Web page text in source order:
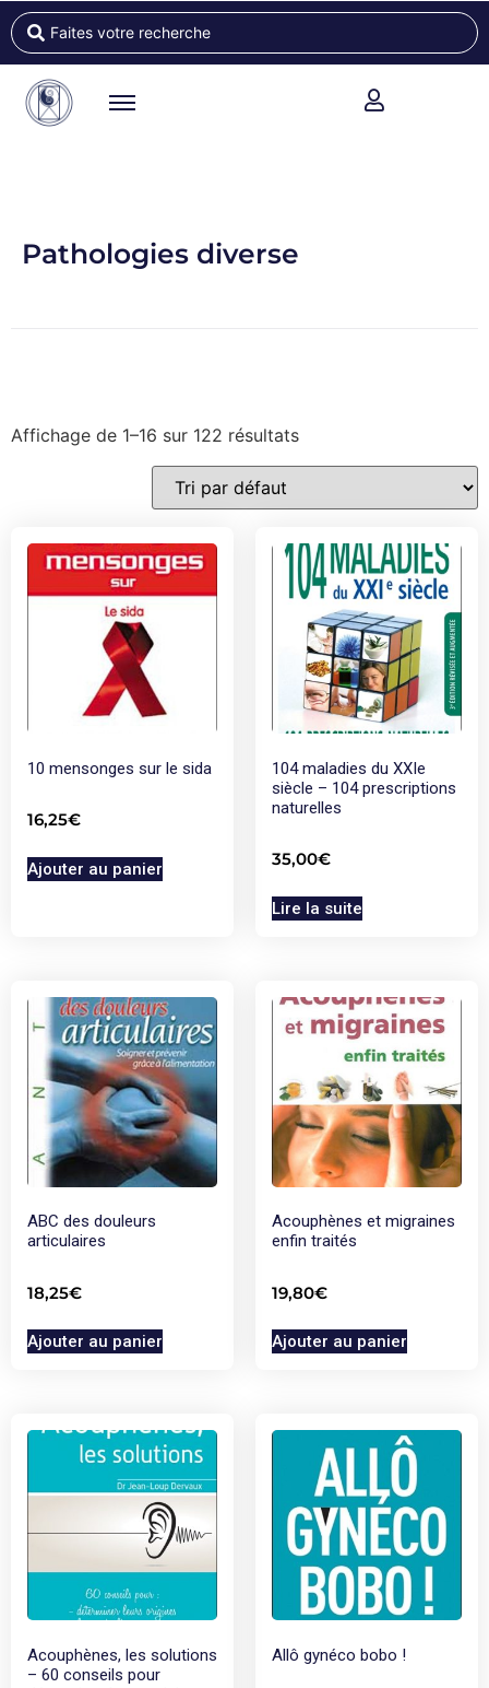
Pathologies diverse
Affichage de 1–16 sur 122 résultats
10 mensonges sur le sida
16,25€
Ajouter au panier
104 maladies du XXIe
siècle – 104 prescriptions
naturelles
35,00€
Lire la suite
ABC des douleurs
articulaires
18,25€
Ajouter au panier
Acouphènes et migraines
enfin traités
19,80€
Ajouter au panier
Acouphènes, les solutions
– 60 conseils pour
Allô gynéco bobo !